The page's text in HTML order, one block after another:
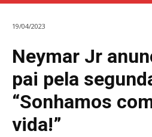
19/04/2023
Neymar Jr
pai pela
“Sonhamos
vida!”